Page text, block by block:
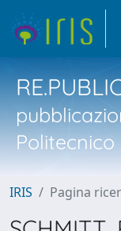
IRIS Pagina